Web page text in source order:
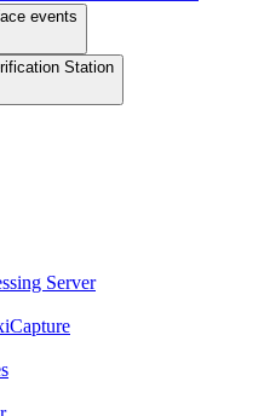
events
Station
Server